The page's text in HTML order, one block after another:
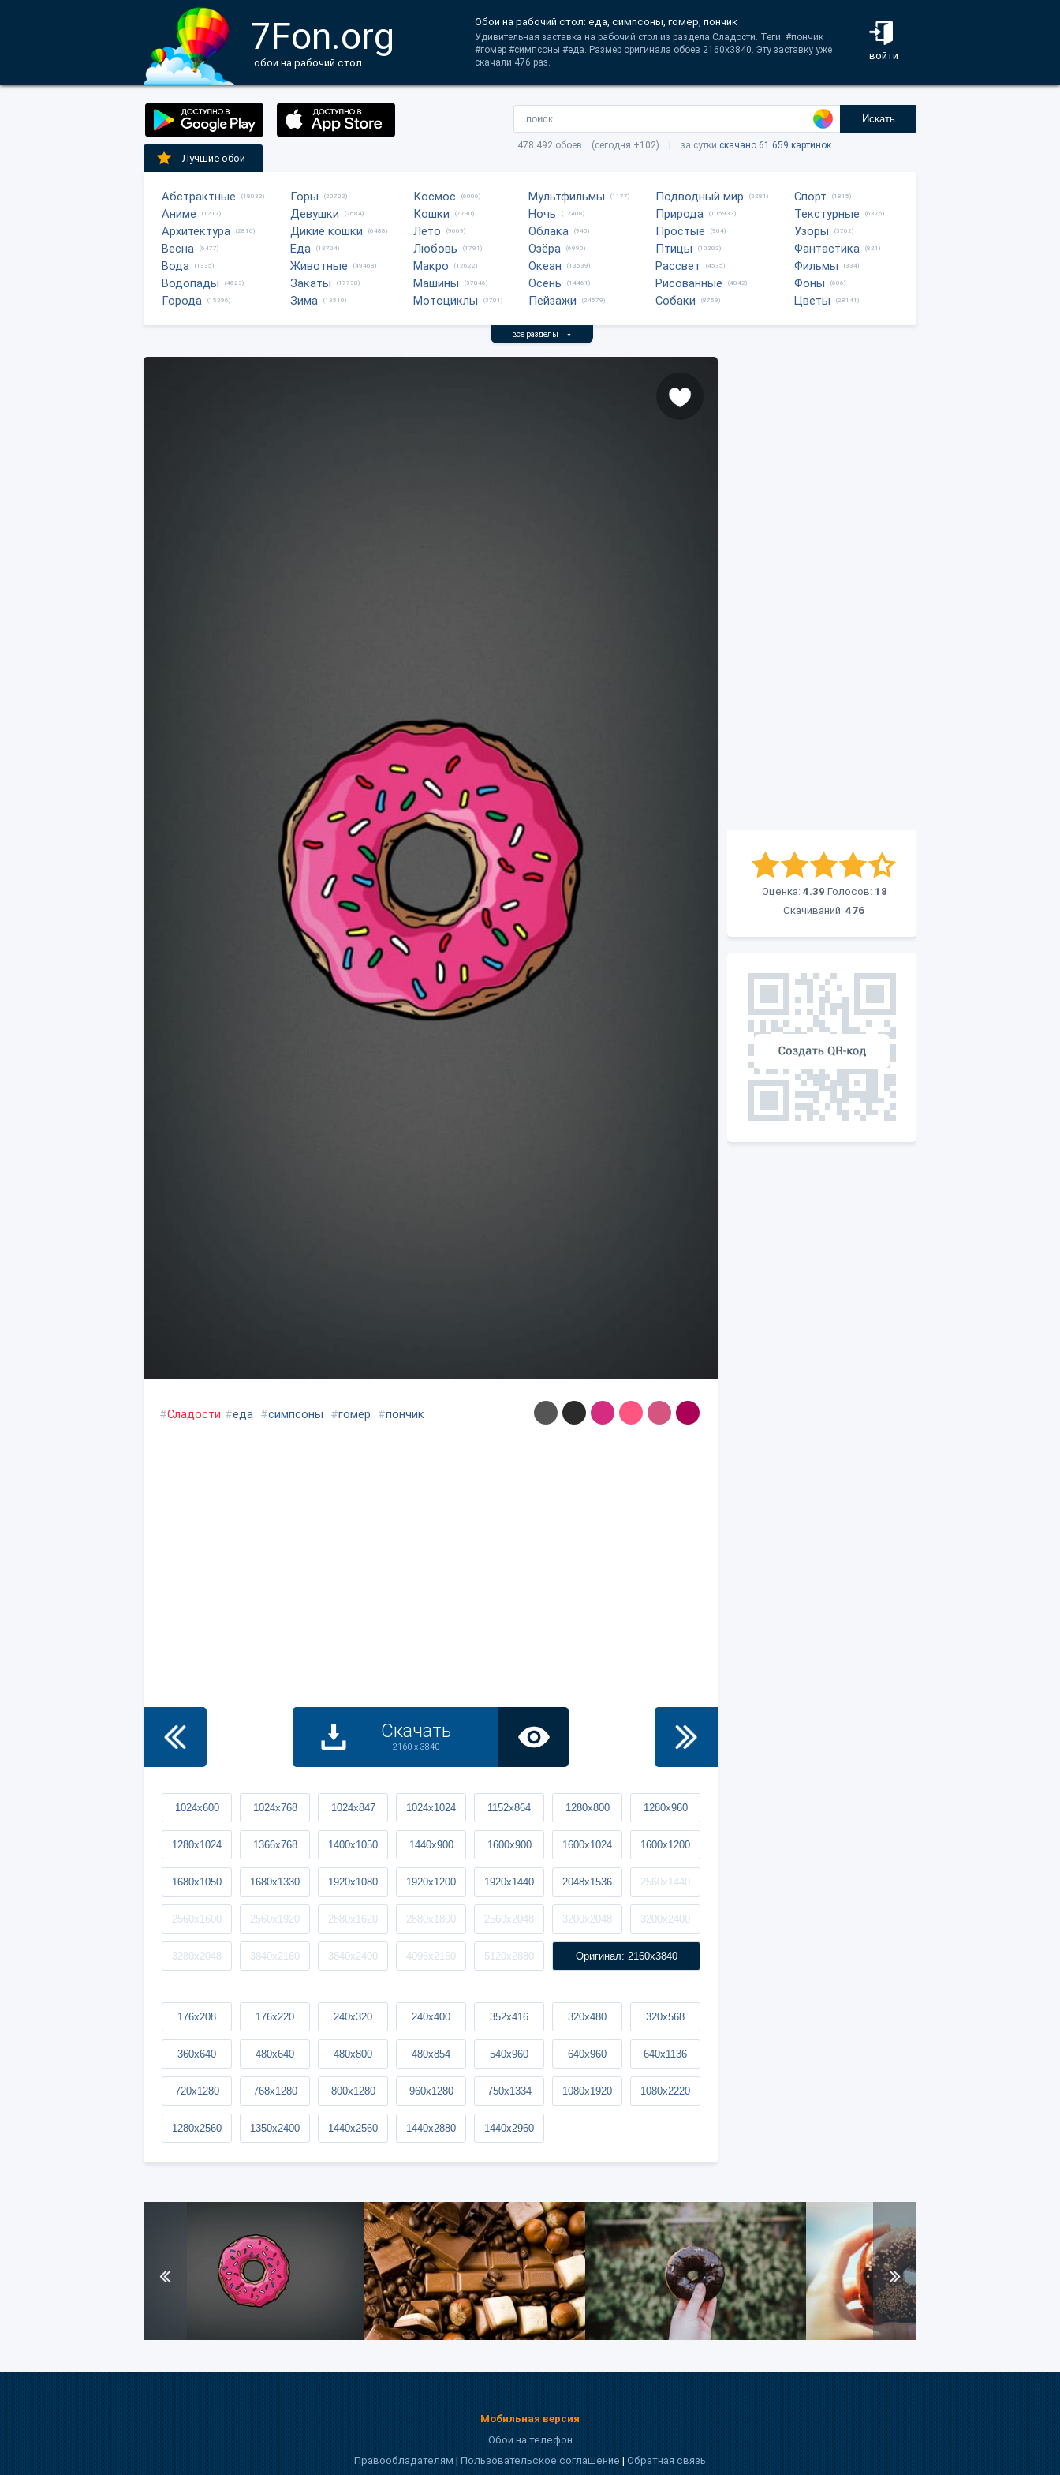
7Fon.org
обои на рабочий стол
войти
Обои на рабочий стол: еда, симпсоны, гомер, пончик
Удивительная заставка на рабочий стол из раздела Сладости. Теги: #пончик
#гомер #симпсоны #еда. Размер оригинала обоев 2160x3840. Эту заставку уже
скачали 476 раз.
Искать
478.492 обоев (сегодня +102) | за сутки скачано 61.659 картинок
Лучшие обои
Абстрактные (18032)
Аниме (1217)
Архитектура (2816)
Весна (6477)
Вода (1335)
Водопады (4623)
Города (15296)
Горы (20702)
Девушки (2684)
Дикие кошки (6488)
Еда (13704)
Животные (49468)
Закаты (17738)
Зима (13510)
Космос (6006)
Кошки (7730)
Лето (9669)
Любовь (1791)
Макро (12622)
Машины (37846)
Мотоциклы (3701)
Мультфильмы (1177)
Ночь (12408)
Облака (945)
Озёра (6990)
Океан (13539)
Осень (14461)
Пейзажи (24579)
Подводный мир (2281)
Природа (105933)
Простые (904)
Птицы (10202)
Рассвет (4535)
Рисованные (4042)
Собаки (8759)
Спорт (1815)
Текстурные (6376)
Узоры (3762)
Фантастика (821)
Фильмы (334)
Фоны (606)
Цветы (28141)
все разделы ▼
Оценка: 4.39 Голосов: 18
Скачиваний: 476
#Сладости #еда #симпсоны #гомер #пончик
Скачать
2160 x 3840
1024x600 1024x768 1024x847 1024x1024 1152x864 1280x800 1280x960
1280x1024 1366x768 1400x1050 1440x900 1600x900 1600x1024 1600x1200
1680x1050 1680x1330 1920x1080 1920x1200 1920x1440 2048x1536 2560x1440
2560x1600 2560x1920 2880x1620 2880x1800 2560x2048 3200x2048 3200x2400
3280x2048 3840x2160 3840x2400 4096x2160 5120x2880 Оригинал: 2160x3840
176x208 176x220 240x320 240x400 352x416 320x480 320x568
360x640 480x640 480x800 480x854 540x960 640x960 640x1136
720x1280 768x1280 800x1280 960x1280 750x1334 1080x1920 1080x2220
1280x2560 1350x2400 1440x2560 1440x2880 1440x2960
Мобильная версия
Обои на телефон
Правообладателям|Пользовательское соглашение|Обратная связь